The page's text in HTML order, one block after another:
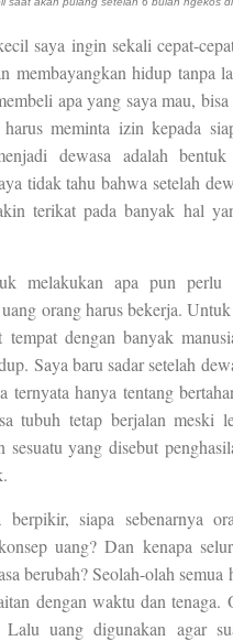
saya ingin sekali cepat-
membayangkan hidup tanpa
apa yang saya mau,
harus meminta izin kepada
dewasa adalah
tidak tahu bahwa setelah
terikat pada banyak hal
melakukan apa pun
orang harus bekerja.
tempat dengan banyak
Saya baru sadar setelah
ternyata hanya tentang
tubuh tetap berjalan meski
sesuatu yang disebut
berpikir, siapa sebenarnya
uang? Dan kenapa
berubah? Seolah-olah
dengan waktu dan tenaga.
Lalu uang digunakan agar